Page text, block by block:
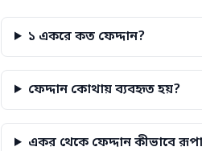
১ একরে কত ফেদ্দান?
ফেদ্দান কোথায় ব্যবহৃত হয়?
একর থেকে ফেদ্দান কীভাবে